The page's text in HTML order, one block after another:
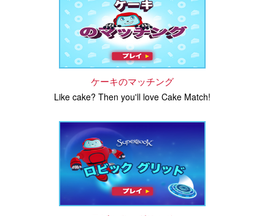
ケーキのマッチング
Like cake? Then you'll love Cake Match!